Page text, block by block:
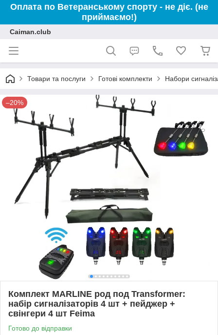
Оплата по Ветеранському спорту - не діє. (не
приймаємо!)
Caiman.club
Товари та послуги Готові комплекти Набори
–20%
Комплект MARLINE род под Transformer:
набір сигналізаторів 4 шт + пейджер +
свінгери 4 шт Feima
Готово до відправки